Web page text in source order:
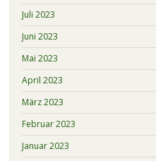
Juli 2023
Juni 2023
Mai 2023
April 2023
März 2023
Februar 2023
Januar 2023